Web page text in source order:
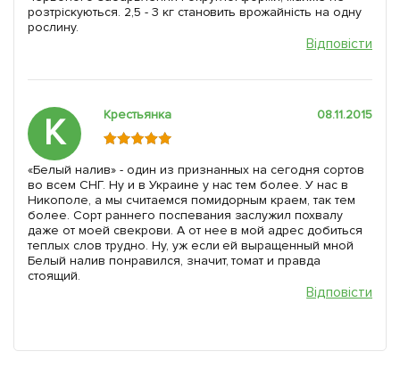
розтріскуються. 2,5 - 3 кг становить врожайність на одну
рослину.
Відповісти
К Крестьянка 08.11.2015
«Белый налив» - один из признанных на сегодня сортов
во всем СНГ. Ну и в Украине у нас тем более. У нас в
Никополе, а мы считаемся помидорным краем, так тем
более. Сорт раннего поспевания заслужил похвалу
даже от моей свекрови. А от нее в мой адрес добиться
теплых слов трудно. Ну, уж если ей выращенный мной
Белый налив понравился, значит, томат и правда
стоящий.
Відповісти